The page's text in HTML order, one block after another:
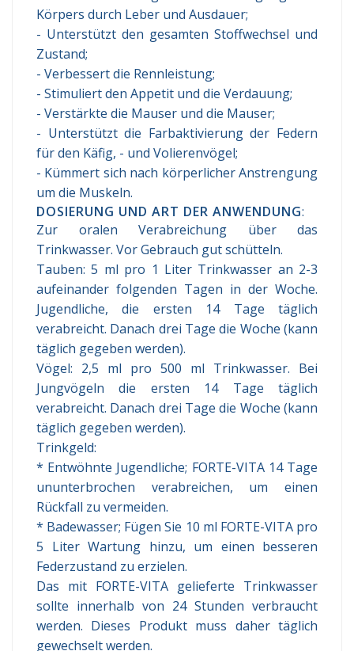
Körpers durch Leber und Ausdauer;
- Unterstützt den gesamten Stoffwechsel und
Zustand;
- Verbessert die Rennleistung;
- Stimuliert den Appetit und die Verdauung;
- Verstärkte die Mauser und die Mauser;
- Unterstützt die Farbaktivierung der Federn
für den Käfig, - und Volierenvögel;
- Kümmert sich nach körperlicher Anstrengung
um die Muskeln.
DOSIERUNG UND ART DER ANWENDUNG:
Zur oralen Verabreichung über das
Trinkwasser. Vor Gebrauch gut schütteln.
Tauben: 5 ml pro 1 Liter Trinkwasser an 2-3
aufeinander folgenden Tagen in der Woche.
Jugendliche, die ersten 14 Tage täglich
verabreicht. Danach drei Tage die Woche (kann
täglich gegeben werden).
Vögel: 2,5 ml pro 500 ml Trinkwasser. Bei
Jungvögeln die ersten 14 Tage täglich
verabreicht. Danach drei Tage die Woche (kann
täglich gegeben werden).
Trinkgeld:
* Entwöhnte Jugendliche; FORTE-VITA 14 Tage
ununterbrochen verabreichen, um einen
Rückfall zu vermeiden.
* Badewasser; Fügen Sie 10 ml FORTE-VITA pro
5 Liter Wartung hinzu, um einen besseren
Federzustand zu erzielen.
Das mit FORTE-VITA gelieferte Trinkwasser
sollte innerhalb von 24 Stunden verbraucht
werden. Dieses Produkt muss daher täglich
gewechselt werden.